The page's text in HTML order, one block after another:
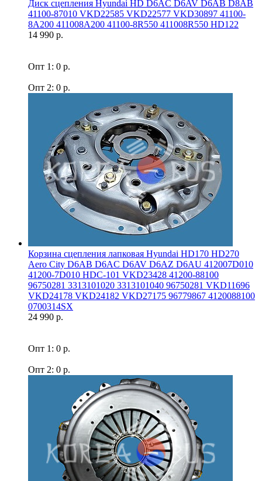
Диск сцепления Hyundai HD D6AC D6AV D6AB D8AB
41100-87010 VKD22585 VKD22577 VKD30897 41100-
8A200 411008A200 41100-8R550 411008R550 HD122
14 990 р.
Опт 1: 0 р.
Опт 2: 0 р.
Корзина сцепления лапковая Hyundai HD170 HD270
Aero Сity D6AB D6AC D6AV D6AZ D6AU 412007D010
41200-7D010 HDC-101 VKD23428 41200-88100
96750281 3313101020 3313101040 96750281 VKD11696
VKD24178 VKD24182 VKD27175 96779867 4120088100
0700314SX
24 990 р.
Опт 1: 0 р.
Опт 2: 0 р.